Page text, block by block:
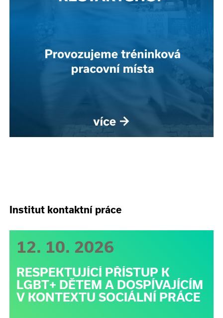
Institut kontaktní práce
12. 10. 2026
RESPEKTUJÍCÍ PŘÍSTUP K
LGBT+ DĚTEM A DOSPÍVAJÍCÍM
V KONTEXTU SOCIÁLNÍ PRÁCE